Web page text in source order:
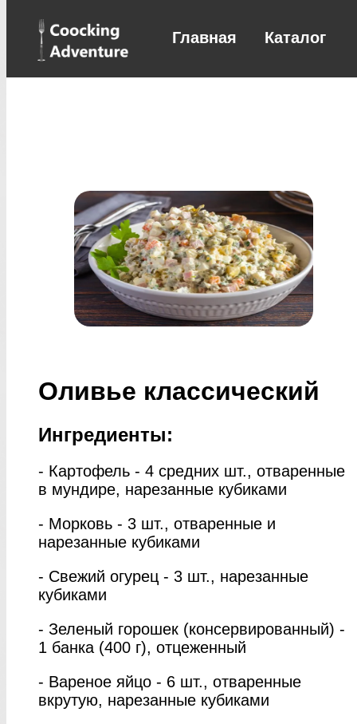
Главная Каталог
Оливье классический
Ингредиенты:
- Картофель - 4 средних шт., отваренные
в мундире, нарезанные кубиками
- Морковь - 3 шт., отваренные и
нарезанные кубиками
- Свежий огурец - 3 шт., нарезанные
кубиками
- Зеленый горошек (консервированный) -
1 банка (400 г), отцеженный
- Вареное яйцо - 6 шт., отваренные
вкрутую, нарезанные кубиками